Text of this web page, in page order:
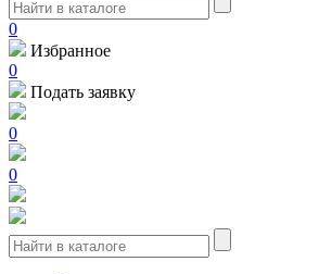
0
Избранное
0
Подать заявку
0
0